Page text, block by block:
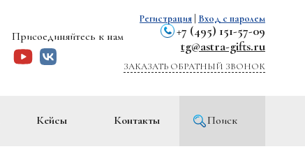
Присоединяйтесь к нам
+7 (495) 151-57-09
tg@astra-gifts.ru
ЗАКАЗАТЬ ОБРАТНЫЙ ЗВОНОК
Регистрация Вход с паролем
Кейсы Контакты Поиск